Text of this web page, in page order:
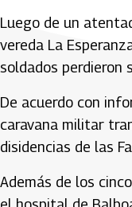
Luego de un
vereda La
soldados perdieron
De acuerdo con
caravana militar
disidencias de las
Además de los